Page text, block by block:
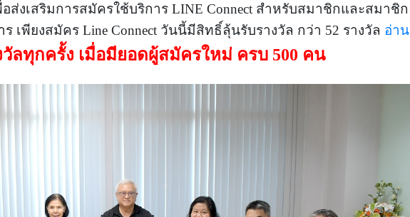
งเสริมการสมัครใช้บริการ LINE Connect สำหรับสมาชิกและสมาชิก
เพียงสมัคร Line Connect วันนี้มีสิทธิ์ลุ้นรับรางวัล กว่า 52 รางวัล อ่าน
ลทุกครั้ง เมื่อมียอดผู้สมัครใหม่ ครบ 500 คน